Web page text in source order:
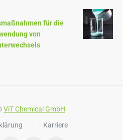
für die
von
ViT Chemical GmbH
Karriere